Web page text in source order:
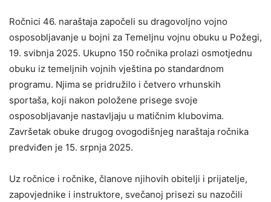
Ročnici 46. naraštaja započeli su dragovoljno vojno
osposobljavanje u bojni za Temeljnu vojnu obuku u Požegi,
19. svibnja 2025. Ukupno 150 ročnika prolazi osmotjednu
obuku iz temeljnih vojnih vještina po standardnom
programu. Njima se pridružilo i četvero vrhunskih
sportaša, koji nakon položene prisege svoje
osposobljavanje nastavljaju u matičnim klubovima.
Završetak obuke drugog ovogodišnjeg naraštaja ročnika
predviđen je 15. srpnja 2025.
Uz ročnice i ročnike, članove njihovih obitelji i prijatelje,
zapovjednike i instruktore, svečanoj prisezi su nazočili